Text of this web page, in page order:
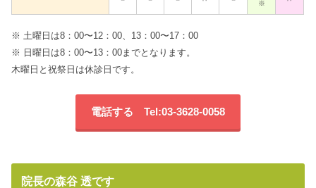
※
※ 土曜日は8：00〜12：00、13：00〜17：00
※ 日曜日は8：00〜13：00までとなります。
木曜日と祝祭日は休診日です。
電話する Tel:03-3628-0058
院長の森谷 透です